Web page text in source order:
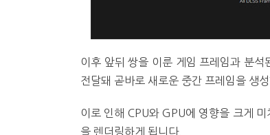
이후 앞뒤 쌍을 이룬 게임 프레임과 분
전달돼 곧바로 새로운 중간 프레임을 생성
이로 인해 CPU와 GPU에 영향을 크게
을 렌더링하게 됩니다.